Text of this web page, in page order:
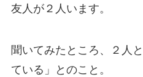
友人が２人います。
聞いてみたところ、２人
ている」とのこと。